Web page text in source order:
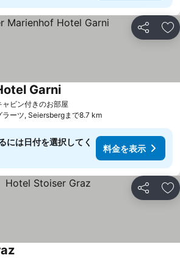
シェア お
ャビン付きのお部屋
Garni
ラーツ, Seiersbergまで8.7 km
には日付を選択してく
料金を表示
シェア お